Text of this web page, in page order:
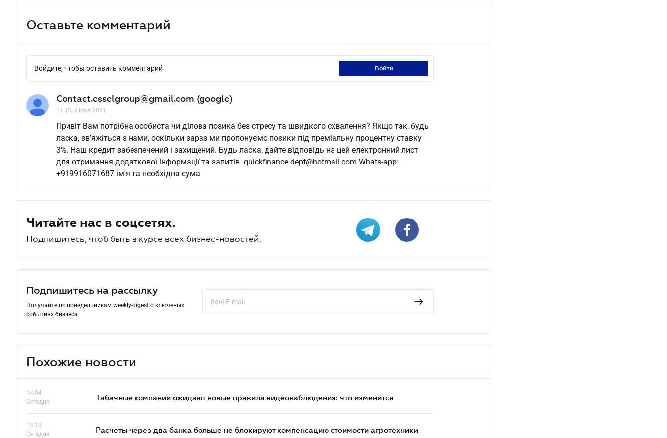
Оставьте комментарий
Войдите, чтобы оставить комментарий войти
Contact.esselgroup@gmail.com (google)
11.15, 3 Мая 2021
Привіт Вам потрібна особиста чи ділова позика без стресу та швидкого схвалення? Якщо так, будь
ласка, зв’яжіться з нами, оскільки зараз ми пропонуємо позики під преміальну процентну ставку
3%. Наш кредит забезпечений і захищений. Будь ласка, дайте відповідь на цей електронний лист
для отримання додаткової інформації та запитів. quickfinance.dept@hotmail.com Whats-app:
+919916071687 ім'я та необхідна сума
Читайте нас в соцсетях.
Подпишитесь, чтоб быть в курсе всех бизнес-новостей.
Подпишитесь на рассылку
Получайте по понедельникам weekly-digest о ключевых
событиях бизнеса
Похожие новости
14.04
Сегодня
Табачные компании ожидают новые правила видеонаблюдения: что изменится
13.13
Сегодня
Расчеты через два банка больше не блокируют компенсацию стоимости агротехники